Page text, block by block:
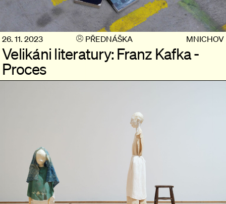
26. 11. 2023 PŘEDNÁŠKA MNICHOV
Velikáni literatury: Franz Kafka -
Proces